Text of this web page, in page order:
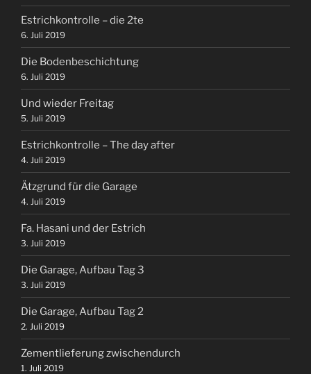
Estrichkontrolle – die 2te
6. Juli 2019
Die Bodenbeschichtung
6. Juli 2019
Und wieder Freitag
5. Juli 2019
Estrichkontrolle – The day after
4. Juli 2019
Ätzgrund für die Garage
4. Juli 2019
Fa. Hasani und der Estrich
3. Juli 2019
Die Garage, Aufbau Tag 3
3. Juli 2019
Die Garage, Aufbau Tag 2
2. Juli 2019
Zementlieferung zwischendurch
1. Juli 2019